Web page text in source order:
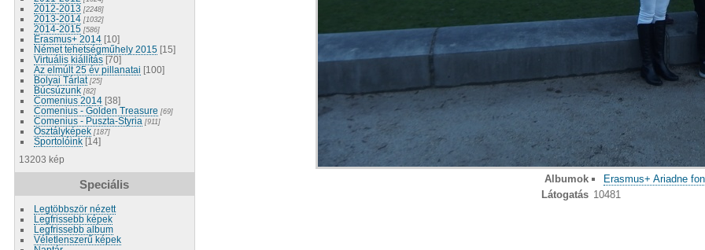
2012-2013 [2248]
2013-2014 [1032]
2014-2015 [586]
Erasmus+ 2014 [10]
Német tehetségműhely 2015 [15]
Virtuális kiállítás [70]
Az elmúlt 25 év pillanatai [100]
Bolyai Tárlat [25]
Búcsúzunk [82]
Comenius 2014 [38]
Comenius - Golden Treasure [69]
Comenius - Puszta-Styria [911]
Osztályképek [187]
Sportolóink [14]
13203 kép
Speciális
Legtöbbször nézett
Legfrissebb képek
Legfrissebb album
Véletlenszerű képek
Albumok
Erasmus+ Ariadne
Látogatás 10481